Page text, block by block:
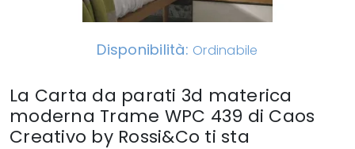
Disponibilità: Ordinabile
La Carta da parati 3d materica
moderna Trame WPC 439 di Caos
Creativo by Rossi&Co ti sta